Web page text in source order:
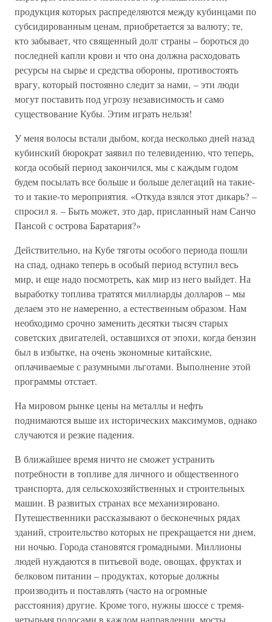
продукция которых распределяются между кубинцами по
субсидированным ценам, приобретается за валюту; те,
кто забывает, что священный долг страны – бороться до
последней капли крови и что она должна расходовать
ресурсы на сырье и средства обороны, противостоять
врагу, который постоянно следит за нами, – эти люди
могут поставить под угрозу независимость и само
существование Кубы. Этим играть нельзя!
У меня волосы встали дыбом, когда несколько дней назад
кубинский бюрократ заявил по телевидению, что теперь,
когда особый период закончился, мы с каждым годом
будем посылать все больше и больше делегаций на такие-
то и такие-то мероприятия. «Откуда взялся этот дикарь? –
спросил я. – Быть может, это дар, присланный нам Санчо
Пансой с острова Баратария?»
Действительно, на Кубе тяготы особого периода пошли
на спад, однако теперь в особый период вступил весь
мир, и еще надо посмотреть, как мир из него выйдет. На
выработку топлива тратятся миллиарды долларов – мы
делаем это не намеренно, а естественным образом. Нам
необходимо срочно заменить десятки тысяч старых
советских двигателей, оставшихся от эпохи, когда бензин
был в избытке, на очень экономные китайские,
оплачиваемые с разумными льготами. Выполнение этой
программы отстает.
На мировом рынке цены на металлы и нефть
поднимаются выше их исторических максимумов, однако
случаются и резкие падения.
В ближайшее время ничто не сможет устранить
потребности в топливе для личного и общественного
транспорта, для сельскохозяйственных и строительных
машин. В развитых странах все механизировано.
Путешественники рассказывают о бесконечных рядах
зданий, строительство которых не прекращается ни днем,
ни ночью. Города становятся громадными. Миллионы
людей нуждаются в питьевой воде, овощах, фруктах и
белковом питании – продуктах, которые должны
производить и поставлять (часто на огромные
расстояния) другие. Кроме того, нужны шоссе с тремя-
четырьмя полосами в каждом направлении, мосты,